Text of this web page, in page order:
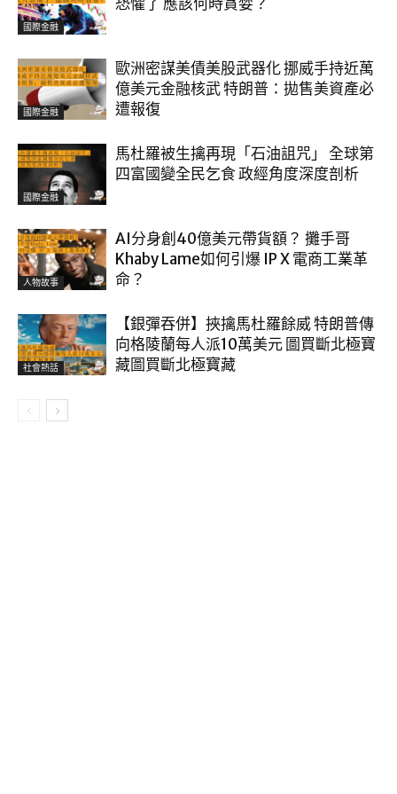
國際金融
國際金融
歐洲密謀美債美股武器化 挪威手持近萬
億美元金融核武 特朗普：拋售美資產必
遭報復
國際金融
馬杜羅被生擒再現「石油詛咒」 全球第
四富國變全民乞食 政經角度深度剖析
人物故事
AI分身創40億美元帶貨額？ 攤手哥
Khaby Lame如何引爆 IP X 電商工業革
命？
社會熱話
【銀彈吞併】挾擒馬杜羅餘威 特朗普傳
向格陵蘭每人派10萬美元 圖買斷北極寶
藏圖買斷北極寶藏